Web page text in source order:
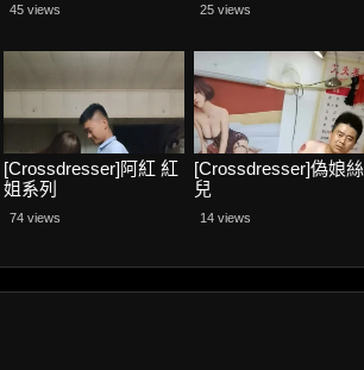
45 views 25 views
[Crossdresser]阿紅 紅
姐系列
74 views
[Crossdresser]偽娘絲
兒
14 views